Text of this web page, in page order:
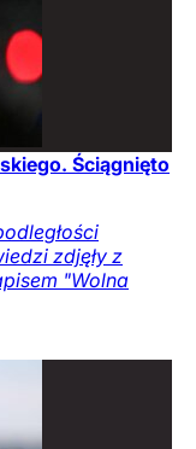
Ściągnięto
zdjęły z
"Wolna